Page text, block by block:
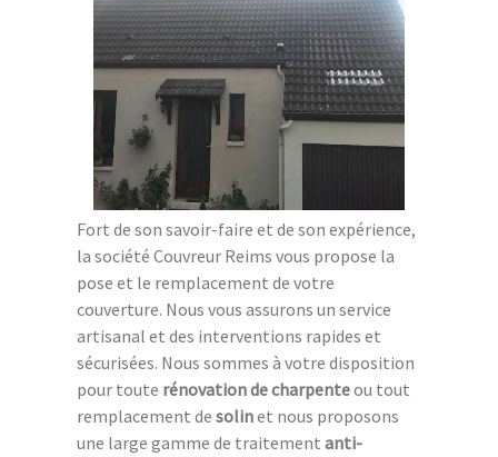
Fort de son savoir-faire et de son expérience,
la société Couvreur Reims vous propose la
pose et le remplacement de votre
couverture. Nous vous assurons un service
artisanal et des interventions rapides et
sécurisées. Nous sommes à votre disposition
pour toute rénovation de charpenteou tout
remplacement de solinet nous proposons
une large gamme de traitement anti-